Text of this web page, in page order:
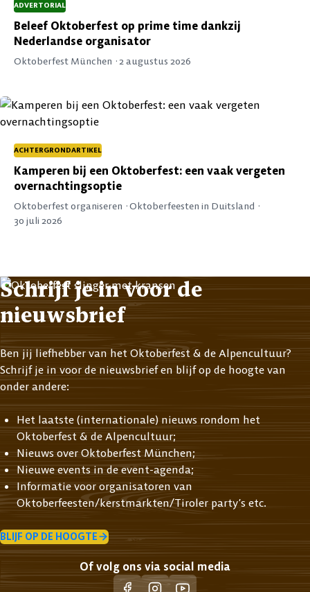
ADVERTORIAL
Beleef Oktoberfest op prime time dankzij
Nederlandse organisator
Oktoberfest München ·2 augustus 2026
ACHTERGRONDARTIKEL
Kamperen bij een Oktoberfest: een vaak vergeten
overnachtingsoptie
Oktoberfest organiseren ·Oktoberfeesten in Duitsland ·
30 juli 2026
Schrijf je in voor de
nieuwsbrief
Ben jij liefhebber van het Oktoberfest & de Alpencultuur?
Schrijf je in voor de nieuwsbrief en blijf op de hoogte van
onder andere:
Het laatste (internationale) nieuws rondom het
Oktoberfest & de Alpencultuur;
Nieuws over Oktoberfest München;
Nieuwe events in de event-agenda;
Informatie voor organisatoren van
Oktoberfeesten/kerstmarkten/Tiroler party’s etc.
BLIJF OP DE HOOGTE
Of volg ons via social media